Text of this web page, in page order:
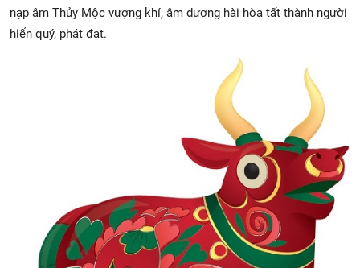
nạp âm Thủy Mộc vượng khí, âm dương hài hòa tất thành người
hiển quý, phát đạt.